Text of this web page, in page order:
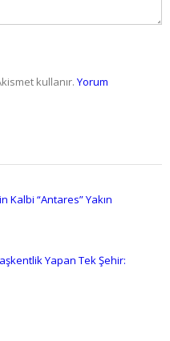
kullanır. Yorum
Kalbi “Antares” Yakın
Yapan Tek Şehir: